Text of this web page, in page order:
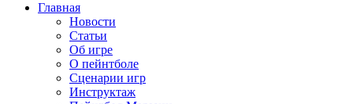
Главная
Новости
Статьи
Об игре
О пейнтболе
Сценарии игр
Инструктаж